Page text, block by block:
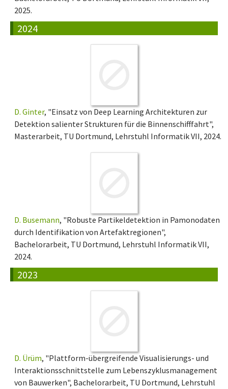
2025.
2024
D. Ginter, "Einsatz von Deep Learning Architekturen zur
Detektion salienter Strukturen für die Binnenschifffahrt",
Masterarbeit, TU Dortmund, Lehrstuhl Informatik VII, 2024.
D. Busemann, "Robuste Partikeldetektion in Pamonodaten
durch Identifikation von Artefaktregionen",
Bachelorarbeit, TU Dortmund, Lehrstuhl Informatik VII,
2024.
2023
D. Ürüm, "Plattform-übergreifende Visualisierungs- und
Interaktionsschnittstelle zum Lebenszyklusmanagement
von Bauwerken", Bachelorarbeit, TU Dortmund, Lehrstuhl